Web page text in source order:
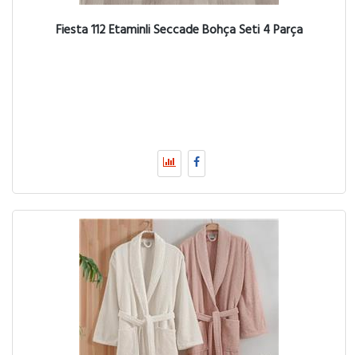
Fiesta 112 Etaminli Seccade Bohça Seti 4 Parça